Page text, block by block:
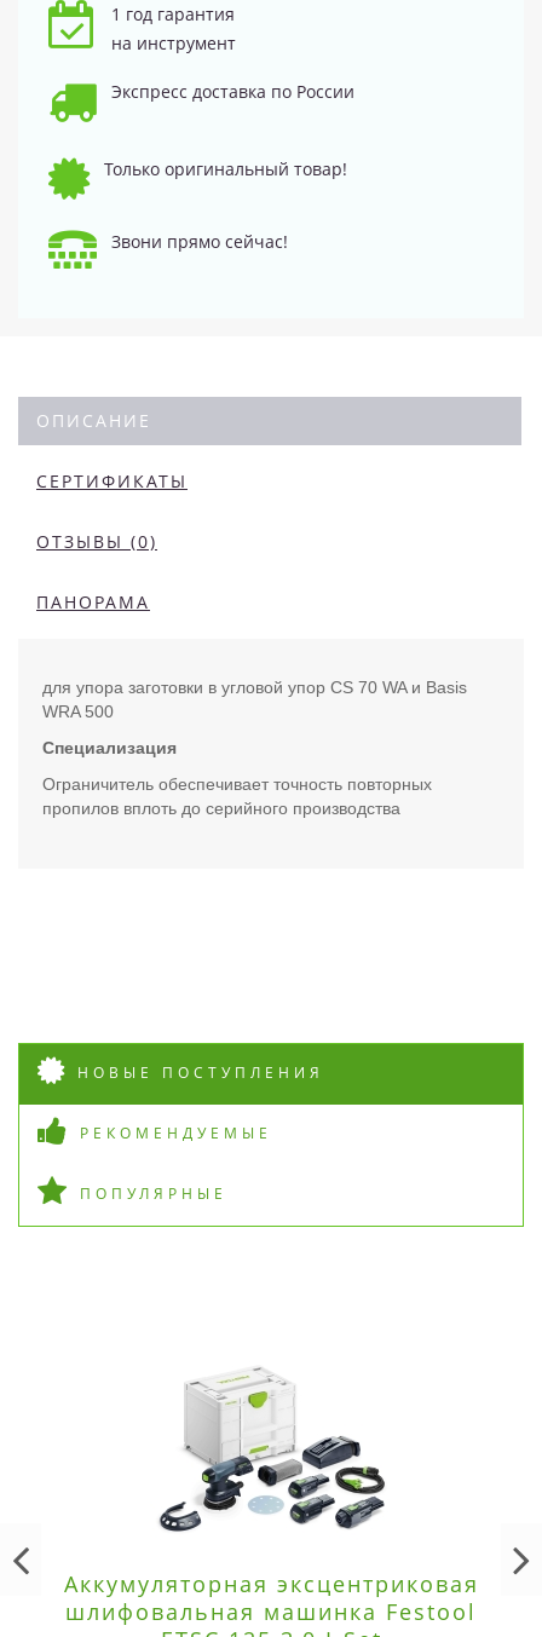
1 год гарантия
на инструмент
Экспресс доставка по России
Только оригинальный товар!
Звони прямо сейчас!
ОПИСАНИЕ
СЕРТИФИКАТЫ
ОТЗЫВЫ (0)
ПАНОРАМА
для упора заготовки в угловой упор CS 70 WA и Basis
WRA 500
Специализация
Ограничитель обеспечивает точность повторных
пропилов вплоть до серийного производства
НОВЫЕ ПОСТУПЛЕНИЯ
РЕКОМЕНДУЕМЫЕ
ПОПУЛЯРНЫЕ
Аккумуляторная эксцентриковая
шлифовальная машинка Festool